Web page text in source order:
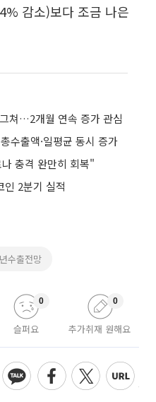
감소)보다 조금 나은
쳐…2개월 연속 증가 관심
출액·일평균 동시 증가
충격 완만히 회복"
인 2분기 실적
수출전망
슬퍼요
0
추가취재 원해요
0